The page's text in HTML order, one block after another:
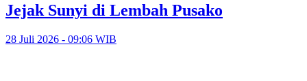
Jejak Sunyi di Lembah Pusako
28 Juli 2026 - 09:06 WIB